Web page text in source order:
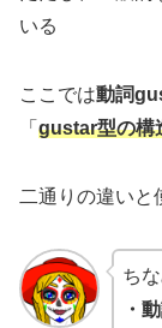
いる
ここでは動詞
「 gustar型の構
二通りの違いと
ち
・